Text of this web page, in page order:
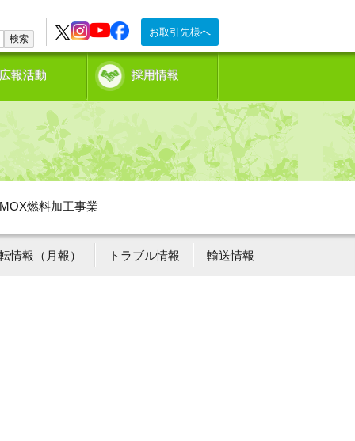
お取引先様へ
検索
広報活動 採用情報
MOX燃料加工事業
情報（月報） トラブル情報 輸送情報